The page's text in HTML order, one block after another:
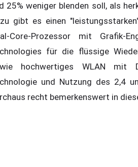
25% weniger blenden soll, als
gibt es einen
Core-Prozessor mit Grafik-
für die flüssige
hochwertiges WLAN mit
und Nutzung des 2,4
recht bemerkenswert in